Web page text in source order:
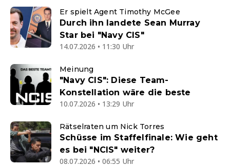
Er spielt Agent Timothy McGee
Durch ihn landete Sean Murray
Star bei "Navy CIS"
14.07.2026 • 11:30 Uhr
Meinung
"Navy CIS": Diese Team-
Konstellation wäre die beste
10.07.2026 • 13:29 Uhr
Rätselraten um Nick Torres
Schüsse im Staffelfinale: Wie geht
es bei "NCIS" weiter?
08.07.2026 • 06:55 Uhr